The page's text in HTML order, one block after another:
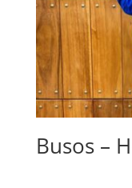
Busos –